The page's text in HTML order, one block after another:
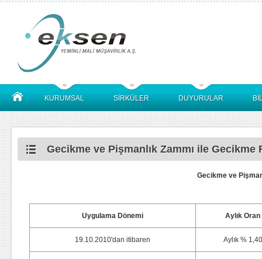
KURUMSAL SİRKÜLER DUYURULAR
Gecikme ve Pişmanlık Zammı ile Gecikme
Gecikme ve
Uygulama Dönemi Aylık Oran
19.10.2010'dan itibaren Aylık % 1,40